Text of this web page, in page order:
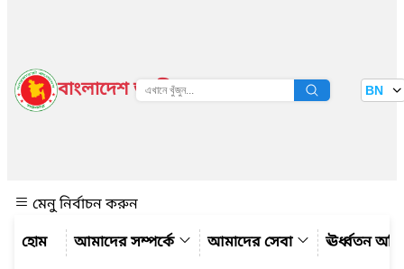
বাংলাদেশ জাতীয় তথ্য বাতায়ন BN
মেনু নির্বাচন করুন
আমাদের সম্পর্কে
আমাদের সেবা ঊর্ধ্বতন